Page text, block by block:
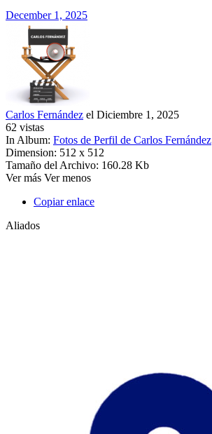
December 1, 2025
Carlos Fernández el Diciembre 1, 2025
62 vistas
In Album: Fotos de Perfil de Carlos Fernández
Dimension: 512 x 512
Tamaño del Archivo: 160.28 Kb
Ver más Ver menos
Copiar enlace
Aliados